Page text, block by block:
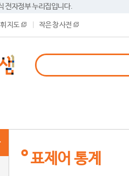
전자정부 누리집입니다.
지도 작은 창 사전
표제어 통계